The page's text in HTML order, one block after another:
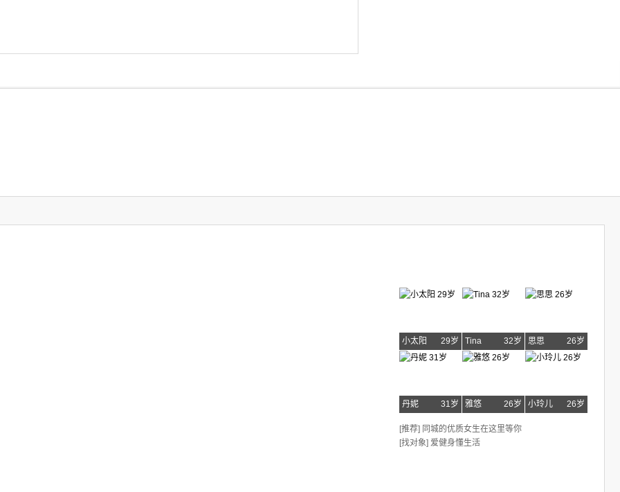
小太阳 29岁 Tina 32岁 思思 26岁
丹妮 31岁 雅悠 26岁 小玲儿 26岁
[推荐] 同城的优质女生在这里等你
[找对象] 爱健身懂生活